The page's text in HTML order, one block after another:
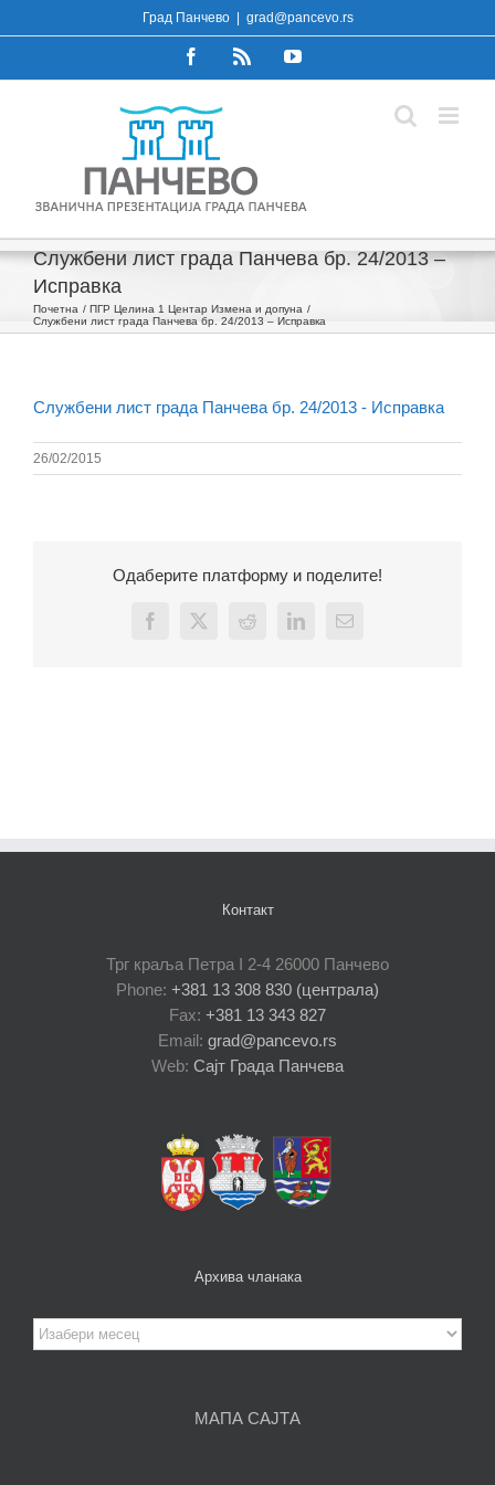
to
Град Панчево grad@pancevo.rs
FacebookRss YouTube
Службени лист града Панчева бр. 24/2013 –
Исправка
Почетна
ПГР Целина 1 Центар Измена и допуна
Службени лист града Панчева бр. 24/2013 – Исправка
Службени лист града Панчева бр. 24/2013 - Исправка
26/02/2015
Одаберите платформу и поделите!
Facebook
X Reddit LinkedInEmail
Контакт
Трг краља Петра I 2-4 26000 Панчево
Phone: +381 13 308 830 (централа)
Fax: +381 13 343 827
Email: grad@pancevo.rs
Web: Сајт Града Панчева
Архива чланака
Архива
чланака
МАПА САЈТА